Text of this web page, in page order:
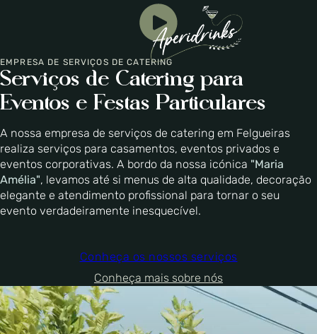
Serviços de Catering para
Eventos e Festas Particulares
EMPRESA DE SERVIÇOS DE CATERING
A nossa empresa de serviços de catering em Felgueiras
realiza serviços para casamentos, eventos privados e
eventos corporativas. A bordo da nossa icónica "Maria
Amélia", levamos até si menus de alta qualidade, decoração
elegante e atendimento profissional para tornar o seu
evento verdadeiramente inesquecível.
Conheça os nossos serviços
Conheça mais sobre nós